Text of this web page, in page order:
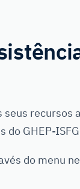
seus
do GHEP-
do menu